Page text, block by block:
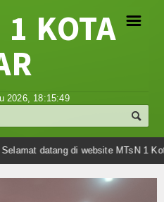
☰
1 KOTA
2026, 18:15:49
Selamat datang di website MTsN 1